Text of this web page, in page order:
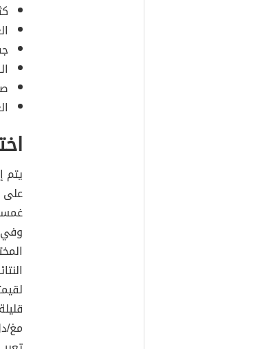
يتم
على
وفي
مغ/